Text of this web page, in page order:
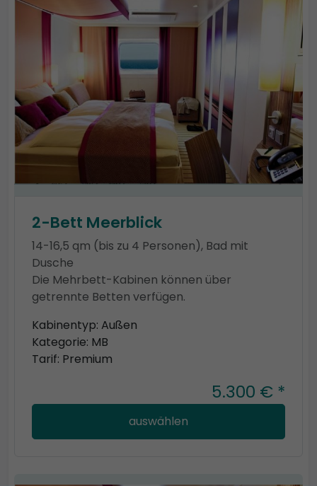
2-Bett Meerblick
14-16,5 qm (bis zu 4 Personen), Bad mit
Dusche
Die Mehrbett-Kabinen können über
getrennte Betten verfügen.
Kabinentyp: Außen
Kategorie: MB
Tarif: Premium
5.300 € *
auswählen